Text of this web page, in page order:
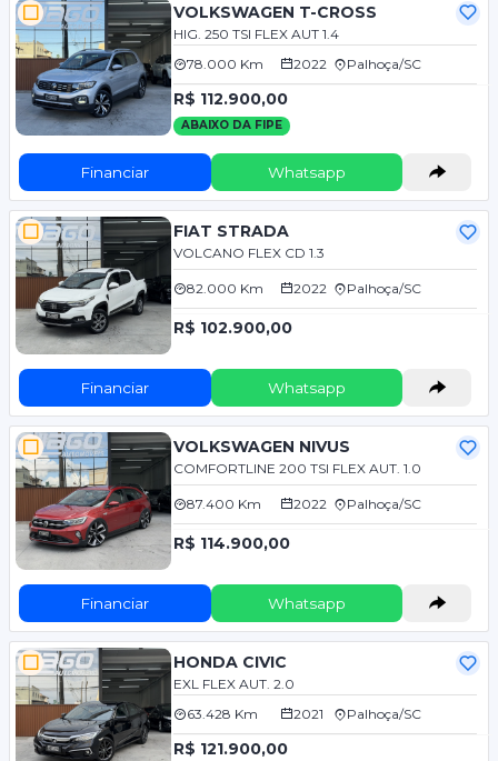
VOLKSWAGEN T-CROSS
HIG. 250 TSI FLEX AUT 1.4
78.000 Km
2022 Palhoça/SC
R$ 112.900,00
ABAIXO DA FIPE
Financiar Whatsapp
FIAT STRADA
VOLCANO FLEX CD 1.3
82.000 Km 2022 Palhoça/SC
R$ 102.900,00
Financiar Whatsapp
VOLKSWAGEN NIVUS
COMFORTLINE 200 TSI FLEX AUT. 1.0
87.400 Km 2022 Palhoça/SC
R$ 114.900,00
Financiar Whatsapp
HONDA CIVIC
EXL FLEX AUT. 2.0
63.428 Km
2021 Palhoça/SC
R$ 121.900,00